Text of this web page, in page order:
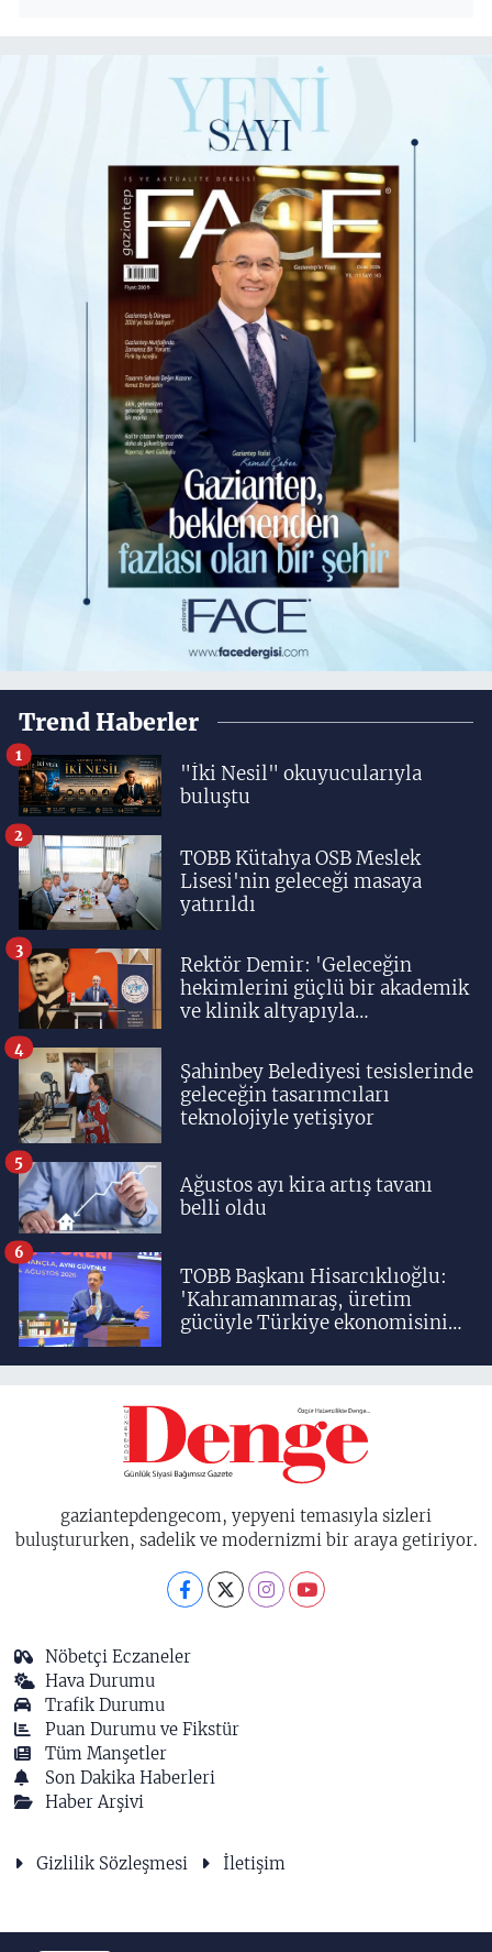
Trend Haberler
"İki Nesil" okuyucularıyla
buluştu
1
TOBB Kütahya OSB Meslek
Lisesi'nin geleceği masaya
yatırıldı
2
Rektör Demir: 'Geleceğin
hekimlerini güçlü bir akademik
ve klinik altyapıyla
3
Şahinbey Belediyesi tesislerinde
geleceğin tasarımcıları
teknolojiyle yetişiyor
4
Ağustos ayı kira artış tavanı
belli oldu
5
TOBB Başkanı Hisarcıklıoğlu:
'Kahramanmaraş, üretim
gücüyle Türkiye ekonomisinin
birisidir'
6
gaziantepdengecom, yepyeni temasıyla sizleri
buluştururken, sadelik ve modernizmi bir araya getiriyor.
Nöbetçi Eczaneler
Hava Durumu
Trafik Durumu
Puan Durumu ve Fikstür
Tüm Manşetler
Son Dakika Haberleri
Haber Arşivi
Gizlilik Sözleşmesi İletişim